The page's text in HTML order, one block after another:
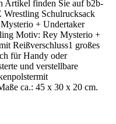
Artikel finden Sie auf b2b-
Wrestling Schulrucksack
+ Undertaker
Motiv: Rey Mysterio +
Reißverschluss1 großes
für Handy oder
und verstellbare
ca.: 45 x 30 x 20 cm.